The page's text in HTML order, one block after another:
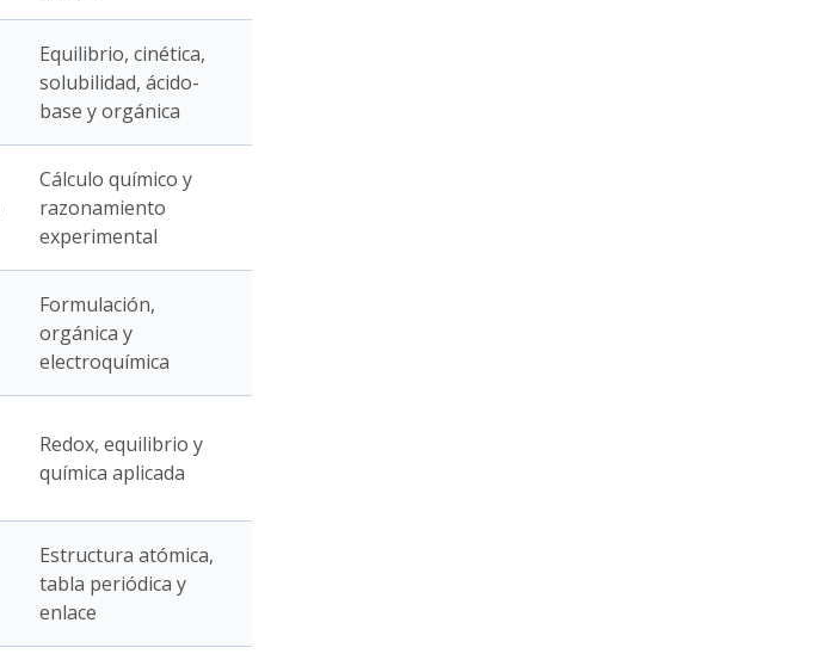
Equilibrio, cinética,
solubilidad, ácido-
base y orgánica
Cálculo químico y
razonamiento
experimental
Formulación,
orgánica y
electroquímica
Redox, equilibrio y
química aplicada
Estructura atómica,
tabla periódica y
enlace